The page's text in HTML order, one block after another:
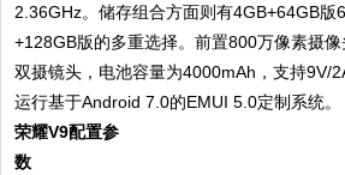
2.36GHz。储存组合方面则有4GB+64GB版
+128GB版的多重选择。前置800万像素摄
双摄镜头，电池容量为4000mAh，支持9V/
运行基于Android 7.0的EMUI 5.0定制系统。
荣耀V9配置参
数